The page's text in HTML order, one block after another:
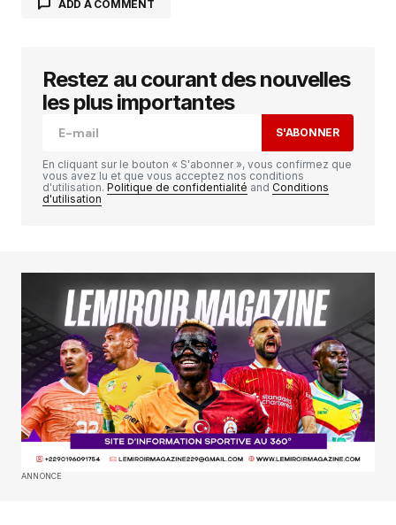
ADD A COMMENT
Votre adresse e-mail ne sera pas publiée. Les
champs obligatoires sont indiqués avec
Your E-mail*
Enregistrer mon nom, mon e-mail et mon
site dans le navigateur pour mon prochain
commentaire.
SUBMIT COMMENT
Restez au courant des nouvelles
les plus importantes
S'ABONNER
En cliquant sur le bouton « S'abonner », vous confirmez que
vous avez lu et que vous acceptez nos conditions
d'utilisation. Politique de confidentialité and Conditions
d'utilisation
ANNONCE